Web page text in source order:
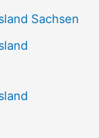
Sachsen